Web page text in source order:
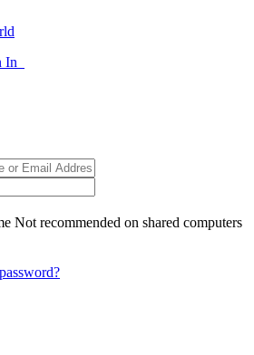
In
Not recommended on shared computers